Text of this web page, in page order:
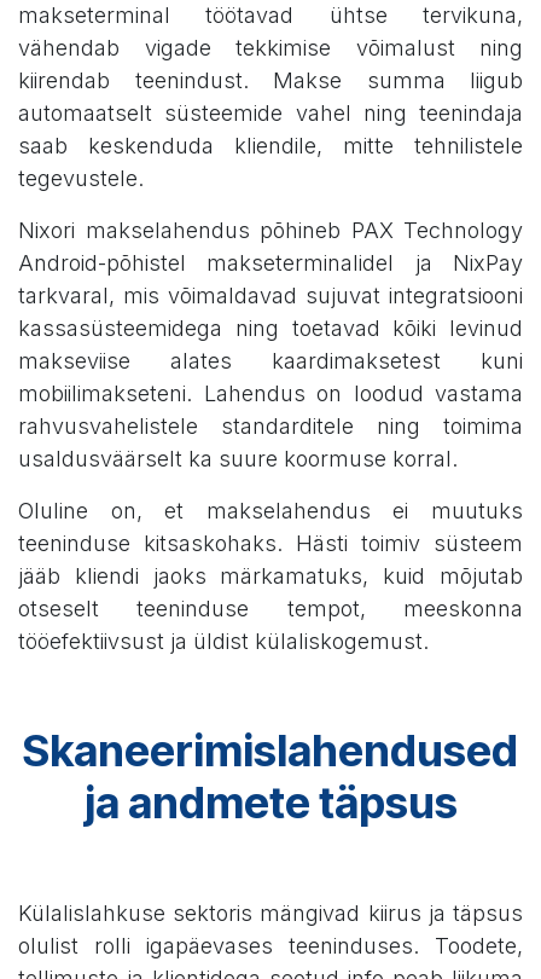
makseterminal töötavad ühtse tervikuna,
vähendab vigade tekkimise võimalust ning
kiirendab teenindust. Makse summa liigub
automaatselt süsteemide vahel ning teenindaja
saab keskenduda kliendile, mitte tehnilistele
tegevustele.
Nixori makselahendus põhineb PAX Technology
Android-põhistel makseterminalidel ja NixPay
tarkvaral, mis võimaldavad sujuvat integratsiooni
kassasüsteemidega ning toetavad kõiki levinud
makseviise alates kaardimaksetest kuni
mobiilimakseteni. Lahendus on loodud vastama
rahvusvahelistele standarditele ning toimima
usaldusväärselt ka suure koormuse korral.
Oluline on, et makselahendus ei muutuks
teeninduse kitsaskohaks. Hästi toimiv süsteem
jääb kliendi jaoks märkamatuks, kuid mõjutab
otseselt teeninduse tempot, meeskonna
tööefektiivsust ja üldist külaliskogemust.
Skaneerimislahendused
ja andmete täpsus
Külalislahkuse sektoris mängivad kiirus ja täpsus
olulist rolli igapäevases teeninduses. Toodete,